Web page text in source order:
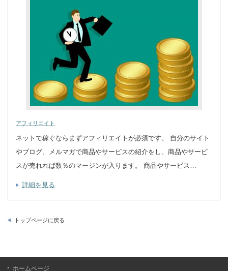
アフィリエイト
ネットで稼ぐならまずアフィリエイトが必須です。 自分のサイト
やブログ、メルマガで商品やサービスの紹介をし、商品やサービ
スが売れれば数％のマージンが入ります。 商品やサービス…
詳細を見る
トップページに戻る
ホームページ